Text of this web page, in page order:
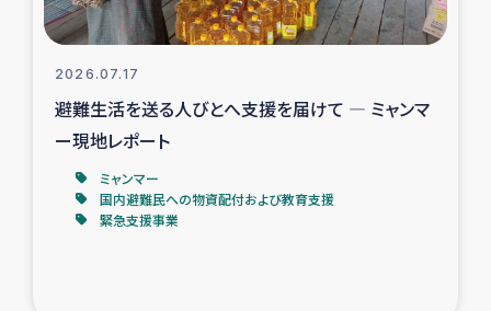
2026.07.17
避難生活を送る人びとへ支援を届けて ― ミャンマ
ー現地レポート
ミャンマー
国内避難民への物資配付および教育支援
緊急支援事業